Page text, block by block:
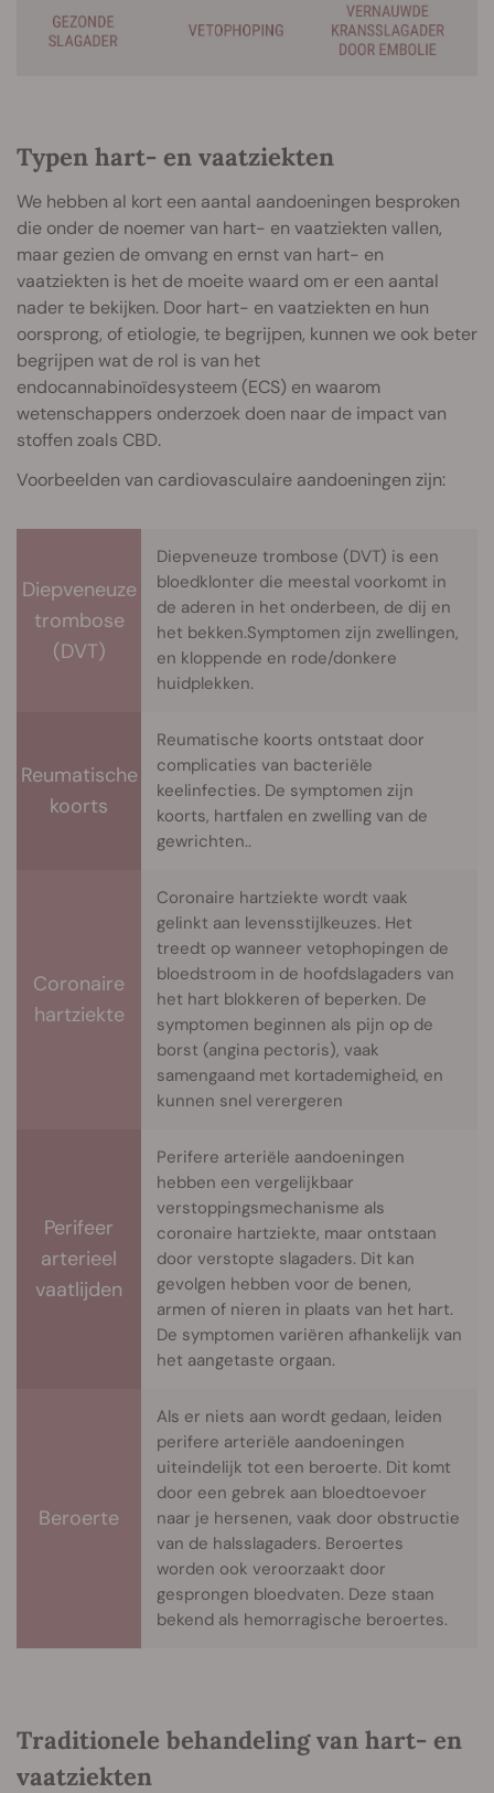
Typen hart- en vaatziekten
We hebben al kort een aantal aandoeningen besproken
die onder de noemer van hart- en vaatziekten vallen,
maar gezien de omvang en ernst van hart- en
vaatziekten is het de moeite waard om er een aantal
nader te bekijken. Door hart- en vaatziekten en hun
oorsprong, of etiologie, te begrijpen, kunnen we ook beter
begrijpen wat de rol is van het
endocannabinoïdesysteem (ECS) en waarom
wetenschappers onderzoek doen naar de impact van
stoffen zoals CBD.
Voorbeelden van cardiovasculaire aandoeningen zijn:
Diepveneuze
trombose
(DVT)
Diepveneuze trombose (DVT) is een
bloedklonter die meestal voorkomt in
de aderen in het onderbeen, de dij en
het bekken.Symptomen zijn zwellingen,
en kloppende en rode/donkere
huidplekken.
Reumatische
koorts
Reumatische koorts ontstaat door
complicaties van bacteriële
keelinfecties. De symptomen zijn
koorts, hartfalen en zwelling van de
gewrichten..
Coronaire
hartziekte
Coronaire hartziekte wordt vaak
gelinkt aan levensstijlkeuzes. Het
treedt op wanneer vetophopingen de
bloedstroom in de hoofdslagaders van
het hart blokkeren of beperken. De
symptomen beginnen als pijn op de
borst (angina pectoris), vaak
samengaand met kortademigheid, en
kunnen snel verergeren
Perifeer
arterieel
vaatlijden
Perifere arteriële aandoeningen
hebben een vergelijkbaar
verstoppingsmechanisme als
coronaire hartziekte, maar ontstaan
door verstopte slagaders. Dit kan
gevolgen hebben voor de benen,
armen of nieren in plaats van het hart.
De symptomen variëren afhankelijk van
het aangetaste orgaan.
Beroerte
Als er niets aan wordt gedaan, leiden
perifere arteriële aandoeningen
uiteindelijk tot een beroerte. Dit komt
door een gebrek aan bloedtoevoer
naar je hersenen, vaak door obstructie
van de halsslagaders. Beroertes
worden ook veroorzaakt door
gesprongen bloedvaten. Deze staan
bekend als hemorragische beroertes.
Traditionele behandeling van hart- en
vaatziekten